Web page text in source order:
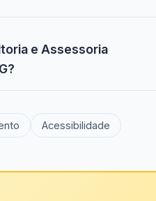
e Assessoria
Acessibilidade